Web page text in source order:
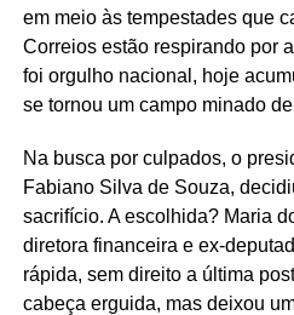
em meio às tempestades que
Correios estão respirando por
foi orgulho nacional, hoje
se tornou um campo minado
Na busca por culpados, o
Fabiano Silva de Souza,
sacrifício. A escolhida? Maria
diretora financeira e ex-
rápida, sem direito a última
cabeça erguida, mas deixou